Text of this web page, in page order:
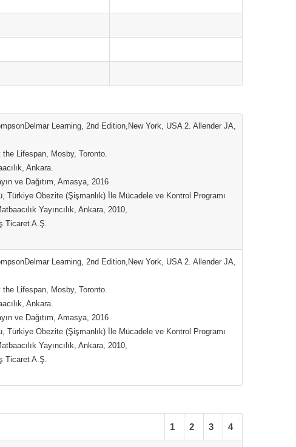
Learning, 2nd Edition,New York, USA 2. Allender JA,
Lifespan, Mosby, Toronto.
Ankara.
ve Dağıtım, Amasya, 2016
Türkiye Obezite (Şişmanlık) İle Mücadele ve Kontrol Programı
Yayıncılık, Ankara, 2010,
Ticaret A.Ş.
Learning, 2nd Edition,New York, USA 2. Allender JA,
Lifespan, Mosby, Toronto.
Ankara.
ve Dağıtım, Amasya, 2016
Türkiye Obezite (Şişmanlık) İle Mücadele ve Kontrol Programı
Yayıncılık, Ankara, 2010,
Ticaret A.Ş.
1 2 3 4